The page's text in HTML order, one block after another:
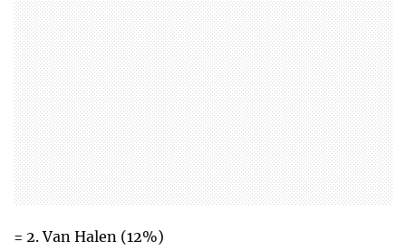
= 2. Van Halen (12%)